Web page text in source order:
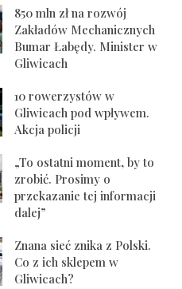
850 mln zł na rozwój
Zakładów Mechanicznych
Bumar Łabędy. Minister w
Gliwicach
10 rowerzystów w
Gliwicach pod wpływem.
Akcja policji
„To ostatni moment, by to
zrobić. Prosimy o
przekazanie tej informacji
dalej”
Znana sieć znika z Polski.
Co z ich sklepem w
Gliwicach?